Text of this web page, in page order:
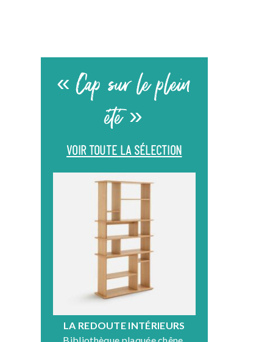
« Cap sur le plein
été »
VOIR TOUTE LA SÉLECTION
LA REDOUTE INTÉRIEURS